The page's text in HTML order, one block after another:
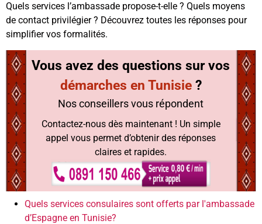
Quels services l’ambassade propose-t-elle ? Quels moyens
de contact privilégier ? Découvrez toutes les réponses pour
simplifier vos formalités.
Vous avez des questions survos
démarches en Tunisie?
Nos conseillers vous répondent
Contactez-nous dès maintenant ! Un simple
appel vous permet d’obtenir des réponses
claires et rapides.
Quels services consulaires sont offerts par l'ambassade
d’Espagne en Tunisie?